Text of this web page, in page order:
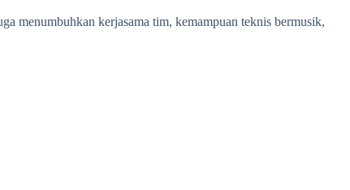
menumbuhkan kerjasama tim, kemampuan teknis bermusik,